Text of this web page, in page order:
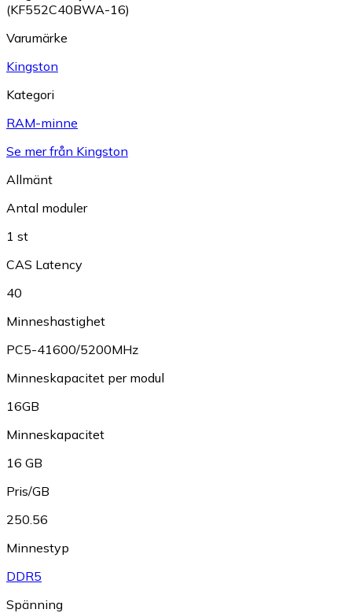
(KF552C40BWA-16)
Varumärke
Kingston
Kategori
RAM-minne
Se mer från Kingston
Allmänt
Antal moduler
1 st
CAS Latency
40
Minneshastighet
PC5-41600/5200MHz
Minneskapacitet per modul
16GB
Minneskapacitet
16 GB
Pris/GB
250.56
Minnestyp
DDR5
Spänning